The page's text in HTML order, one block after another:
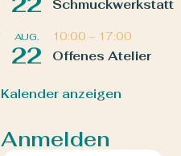
Schmuckwerkstatt
AUG.
22
10:00 – 17:00
Offenes Atelier
Kalender anzeigen
Anmelden